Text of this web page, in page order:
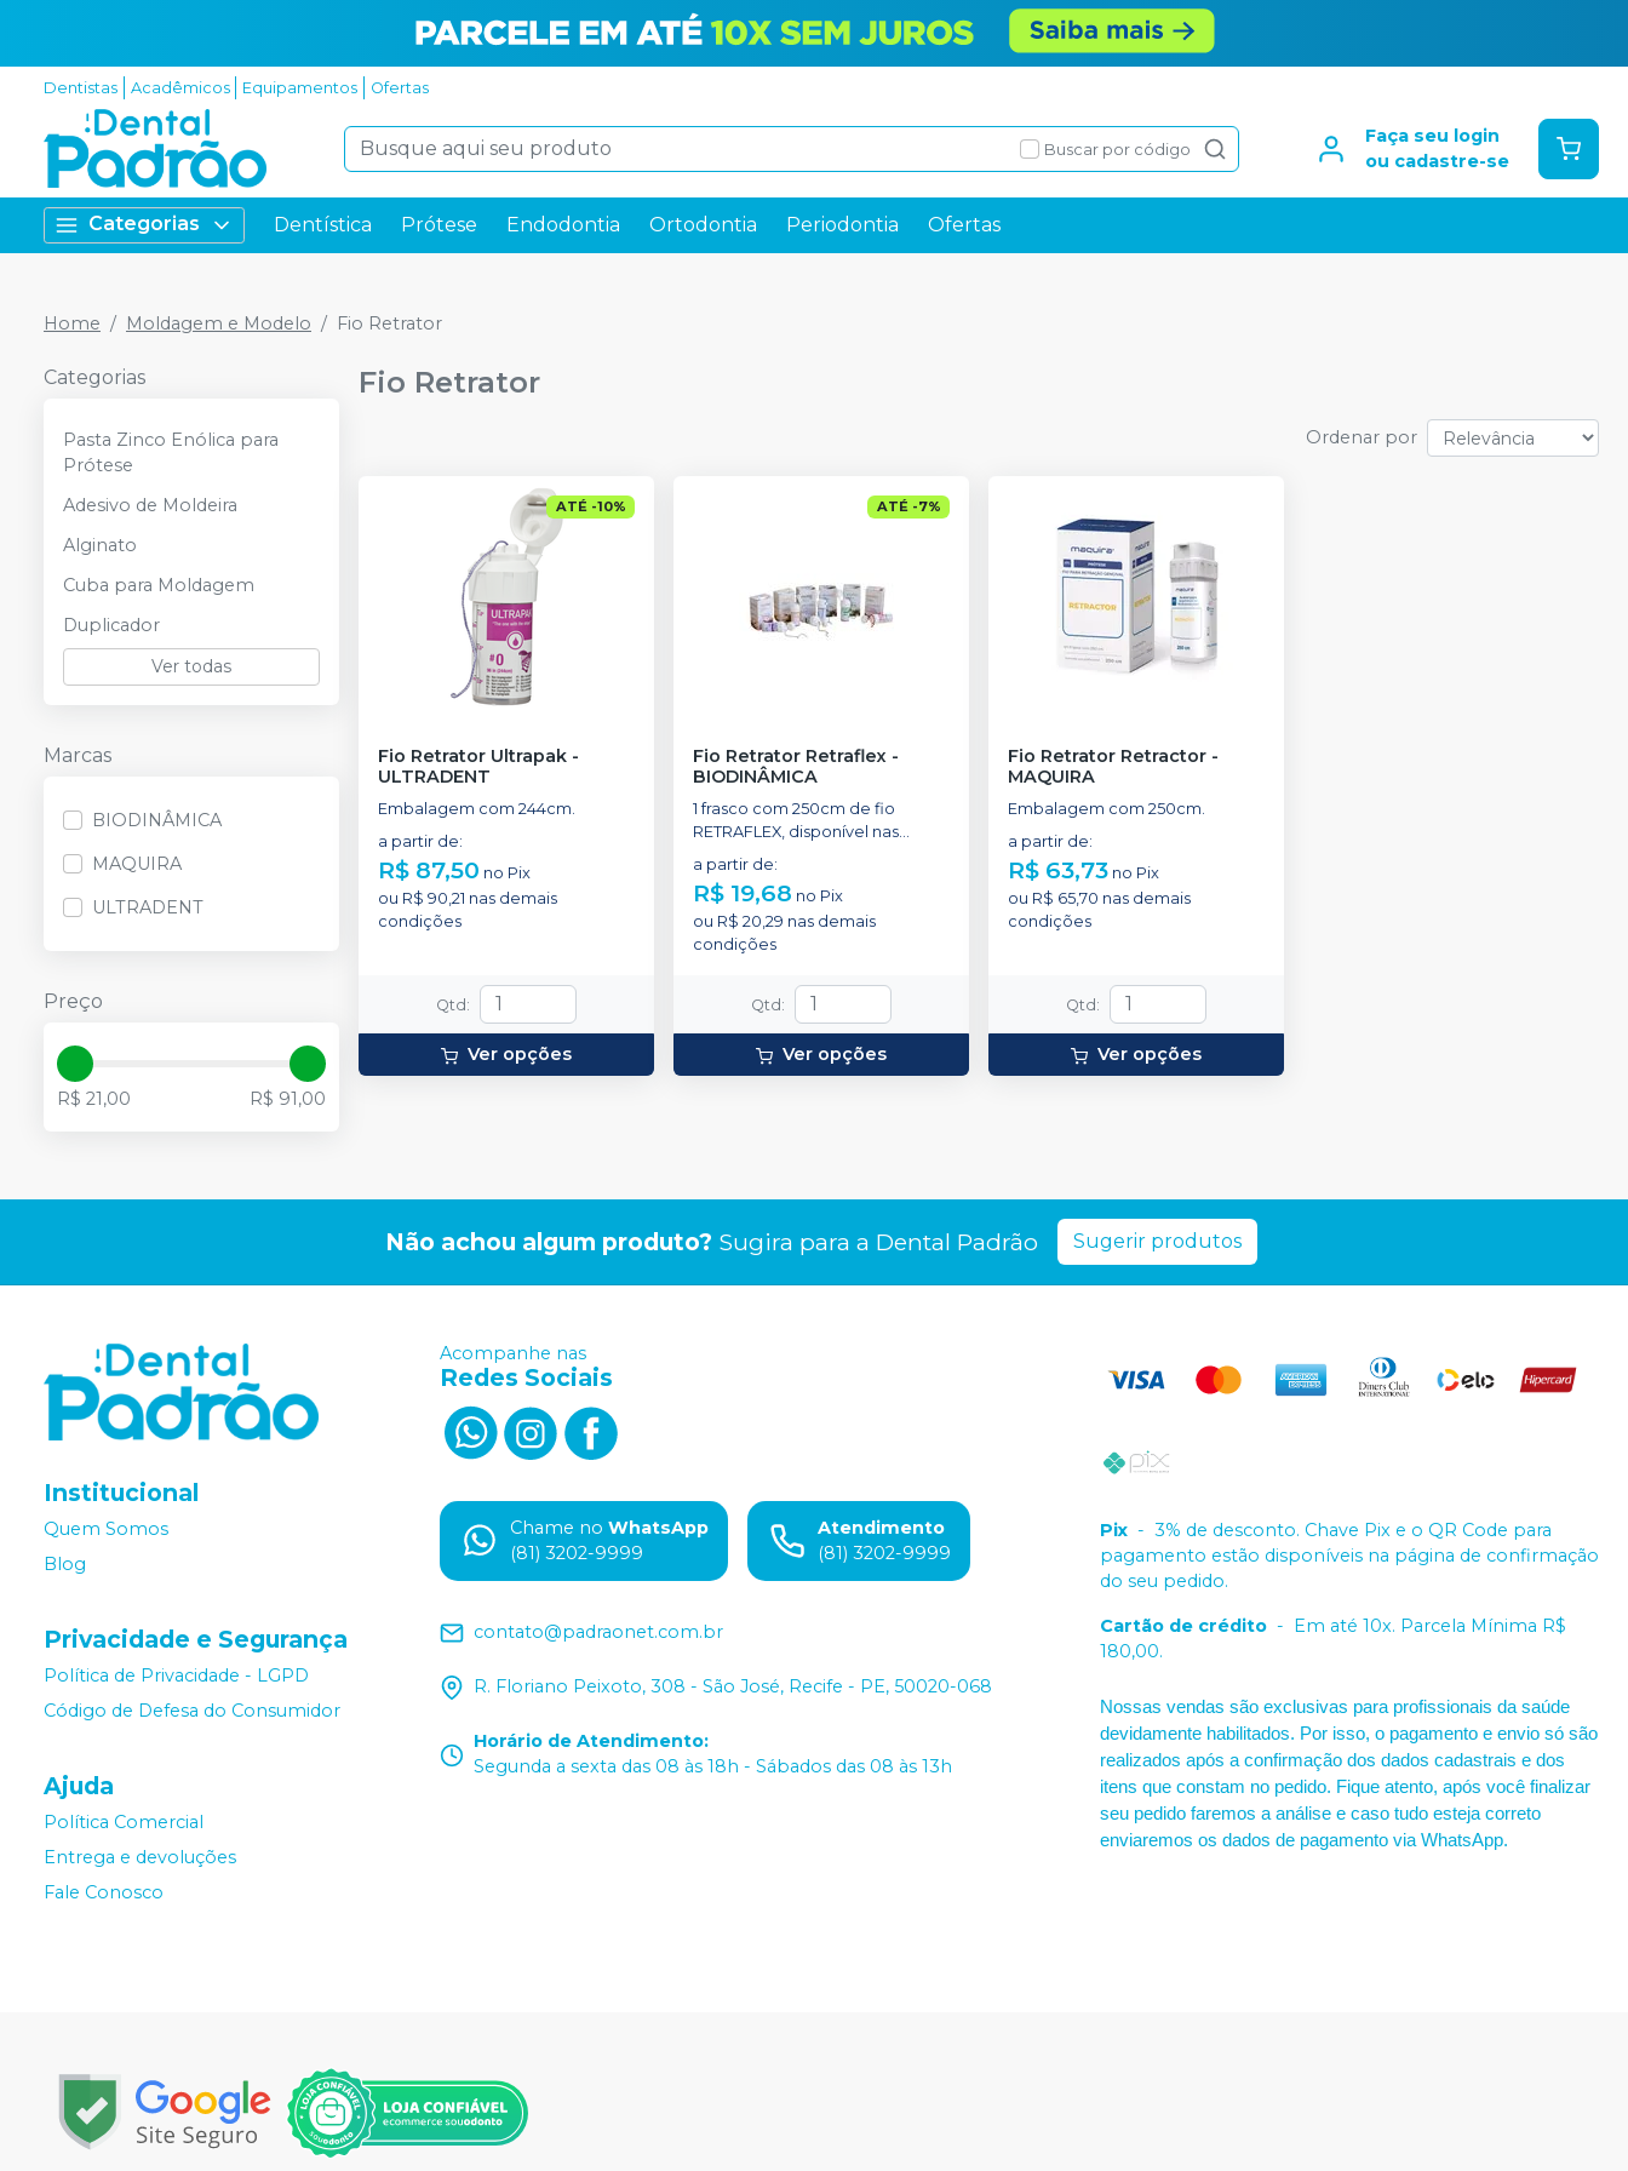
Dentistas Acadêmicos Equipamentos Ofertas
Buscar por código
Faça seu login
ou cadastre-se
Categorias Dentística Prótese Endodontia Ortodontia Periodontia Ofertas
Home Moldagem e Modelo Fio Retrator
Categorias
Pasta Zinco Enólica para
Prótese
Adesivo de Moldeira
Alginato
Cuba para Moldagem
Duplicador
Ver todas
Marcas
BIODINÂMICA
MAQUIRA
ULTRADENT
Preço
R$ 21,00 R$ 91,00
Fio Retrator
Ordenar por
ATÉ -10%
Fio Retrator Ultrapak -
ULTRADENT
Embalagem com 244cm.
a partir de:
R$ 87,50 no Pix
ou R$ 90,21 nas demais
condições
Qtd:
Ver opções
ATÉ -7%
Fio Retrator Retraflex -
BIODINÂMICA
1 frasco com 250cm de fio
RETRAFLEX, disponível nas
espessuras: 0, 00, 000, 1, 2 e 3.
a partir de:
R$ 19,68 no Pix
ou R$ 20,29 nas demais
condições
Qtd:
Ver opções
Fio Retrator Retractor -
MAQUIRA
Embalagem com 250cm.
a partir de:
R$ 63,73 no Pix
ou R$ 65,70 nas demais
condições
Qtd:
Ver opções
Não achou algum produto? Sugira para a Dental Padrão Sugerir produtos
Institucional
Quem Somos
Blog
Privacidade e Segurança
Política de Privacidade - LGPD
Código de Defesa do Consumidor
Ajuda
Política Comercial
Entrega e devoluções
Fale Conosco
Acompanhe nas
Redes Sociais
Chame no WhatsApp
(81) 3202-9999
Atendimento
(81) 3202-9999
contato@padraonet.com.br
R. Floriano Peixoto, 308 - São José, Recife - PE, 50020-068
Horário de Atendimento:
Segunda a sexta das 08 às 18h - Sábados das 08 às 13h
Pix - 3% de desconto. Chave Pix e o QR Code para
pagamento estão disponíveis na página de confirmação
do seu pedido.
Cartão de crédito - Em até 10x. Parcela Mínima R$
180,00.
Nossas vendas são exclusivas para profissionais da saúde
devidamente habilitados. Por isso, o pagamento e envio só são
realizados após a confirmação dos dados cadastrais e dos
itens que constam no pedido. Fique atento, após você finalizar
seu pedido faremos a análise e caso tudo esteja correto
enviaremos os dados de pagamento via WhatsApp.